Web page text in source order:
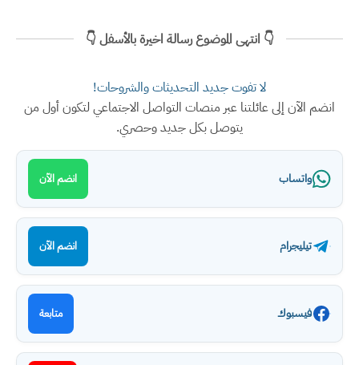
👇 انتهى الموضوع رسالة اخيرة بالأسفل 👇
لا تفوت جديد التحديثات والشروحات!
انضم الآن إلى عائلتنا عبر منصات التواصل الاجتماعي لتكون أول من
يتوصل بكل جديد وحصري.
واتساب انضم الآن
تيليجرام انضم الآن
فيسبوك متابعة